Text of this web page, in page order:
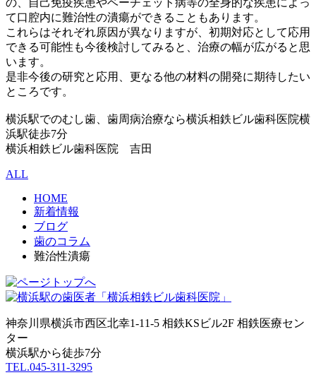
の、自己免疫疾患やベーチェット病等の全身的な疾患によっ
て口腔内に難治性の潰瘍ができることもあります。
これらはそれぞれ原因が異なりますが、初期対応として応用
できる可能性も今後検討してみると、治療の幅が広がると思
います。
是非今後の研究と応用、更なる他の材料の開発に期待したい
ところです。
横浜駅でのむし歯、歯周病治療なら横浜相鉄ビル歯科医院横
浜駅徒歩7分
横浜相鉄ビル歯科医院 吉田
ALL
HOME
新着情報
ブログ
歯のコラム
難治性潰瘍
神奈川県横浜市西区北幸1-11-5 相鉄KSビル2F 相鉄医療セン
ター
横浜駅から徒歩7分
TEL.045-311-3295